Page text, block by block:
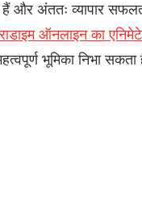
हैं और अंततः व्यापार
ऑनलाइन का
भूमिका निभा सकता